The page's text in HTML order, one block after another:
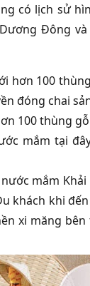
có lịch sử
Ðông
hơn 100
đóng chai
100 thùng
mắm tại
mắm
khách khi
xi măng